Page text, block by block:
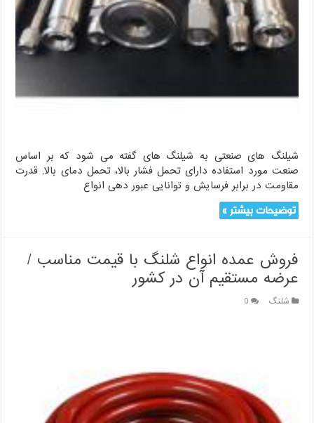
شیلنگ های صنعتی به شیلنگ های گفته می شود که بر اساس
صنعت مورد استفاده دارای تحمل فشار بالا، تحمل دمای بالا, قدرت
مقاومت در برابر فرسایش و توانایی عبور دهی انواع
توضیحات بیشتر »
فروش عمده انواع شلنگ با قیمت مناسب /
عرضه مستقیم آن در کشور
شلنگ 0